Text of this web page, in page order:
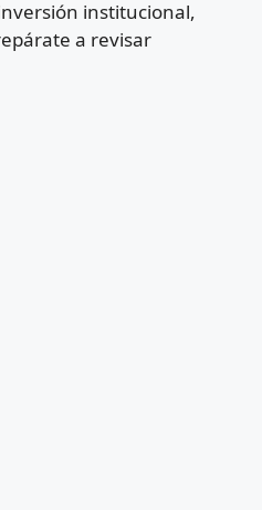
institucional,
a revisar